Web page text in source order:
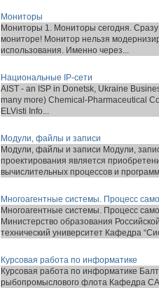
Мониторы
Мониторы 1. Мониторы сегодня. Сразу
мониторе! Монитор нельзя
использования. Именно через...
Национальные IP-сети
AIST - an ISP in Donetsk, Ukraine
many more) Chemical-Pharmaceutical
ELVisti Info...
Модули, файлы и записи
Модули, файлы и записи Модули,
проектирования является
вычислительных процессов и
Многоагентные системы. Процесс
Многоагентные системы. Процесс
Министерство образования
технический университет Кафедра
Курсовая работа по информатике
Курсовая работа по информатике
рыбопромыслового флота Кафедра